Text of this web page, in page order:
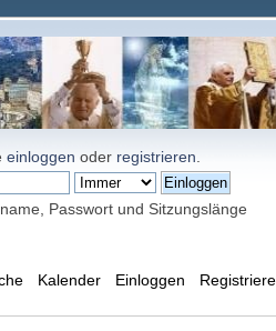
einloggen oder registrieren
Passwort und Sitzungslänge
Kalender Einloggen